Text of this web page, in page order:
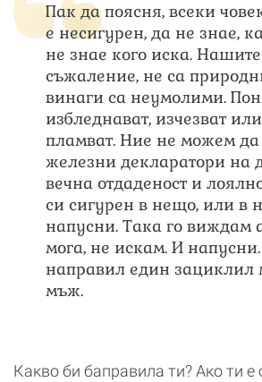
Пак да поясня, всеки
е несигурен, да не знае,
не знае кого иска. Нашите
съжаление, не са
винаги са неумолими.
избледнават, изчезват
пламват. Ние не можем
железни декларатори на
вечна отдаденост и
си сигурен в нещо, или в
напусни. Така го виждам
мога, не искам. И
направил един зациклил
мъж.
Какво би баправила ти? Ако ти е